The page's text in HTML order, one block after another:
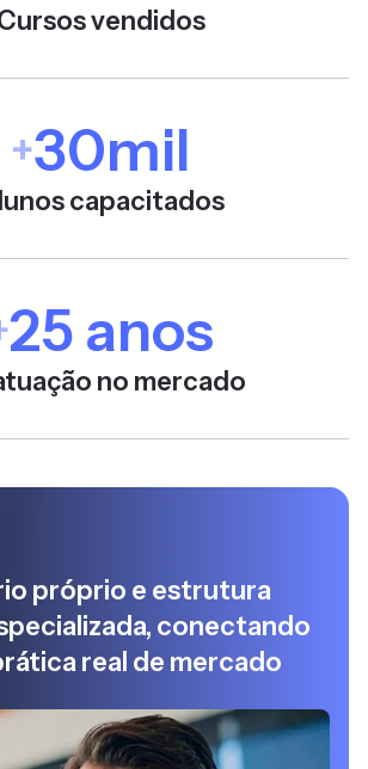
vendidos
+30mil
capacitados
25 anos
no mercado
próprio e estrutura
conectando
real de mercado